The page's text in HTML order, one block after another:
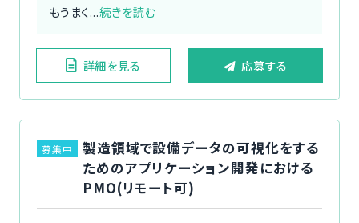
もうまく...続きを読む
詳細を見る 応募する
募集中
製造領域で設備データの可視化をする
ためのアプリケーション開発における
PMO(リモート可)